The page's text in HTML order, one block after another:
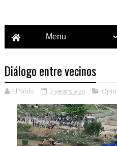
Diálogo entre vecinos
El Siblo 2 years ago